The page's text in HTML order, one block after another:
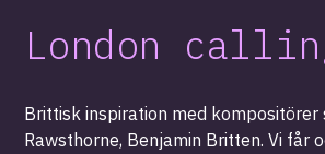
London
Brittisk inspiration med kompositörer
Rawsthorne, Benjamin Britten. Vi får